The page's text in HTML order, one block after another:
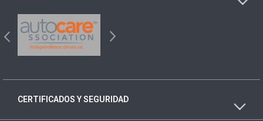
CERTIFICADOS Y SEGURIDAD